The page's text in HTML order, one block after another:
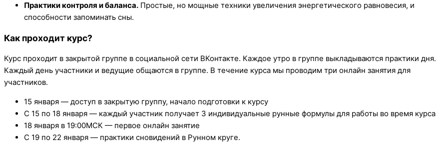
Практики контроля и баланса. Простые, но мощные техники увеличения энергетического равновесия, и
способности запоминать сны.
Как проходит курс?
Курс проходит в закрытой группе в социальной сети ВКонтакте. Каждое утро в группе выкладываются практики дня.
Каждый день участники и ведущие общаются в группе. В течение курса мы проводим три онлайн занятия для
участников.
15 января — доступ в закрытую группу, начало подготовки к курсу
С 15 по 18 января — каждый участник получает 3 индивидуальные рунные формулы для работы во время курса
18 января в 19:00МСК — первое онлайн занятие
С 19 по 22 января — практики сновидений в Рунном круге.